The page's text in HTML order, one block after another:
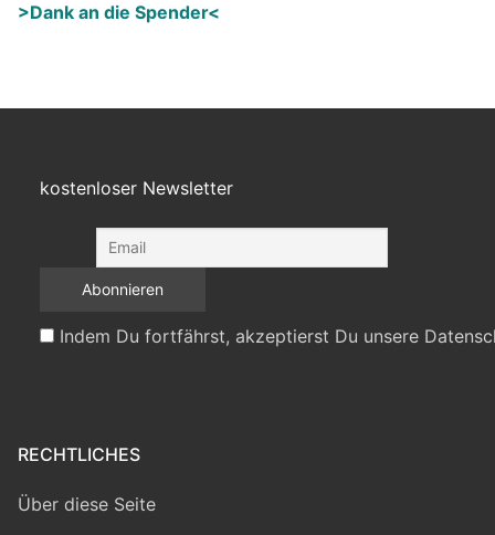
>Dank an die Spender<
kostenloser Newsletter
Indem Du fortfährst, akzeptierst Du unsere
RECHTLICHES
Über diese Seite